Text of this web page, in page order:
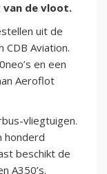
van de vloot.
uit de
Aviation.
en een
Aeroflot
vliegtuigen.
honderd
beschikt de
A350’s.